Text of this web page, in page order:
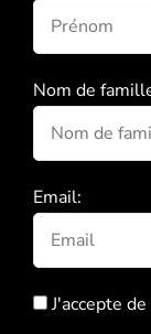
Nom de
Email:
J'accepte